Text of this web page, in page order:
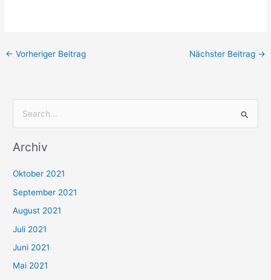
← Vorheriger Beitrag Nächster Beitrag →
c
n
n
a
c
h
Archiv
Oktober 2021
September 2021
August 2021
Juli 2021
Juni 2021
Mai 2021